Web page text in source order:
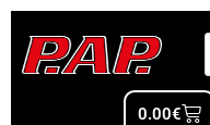
0.00€